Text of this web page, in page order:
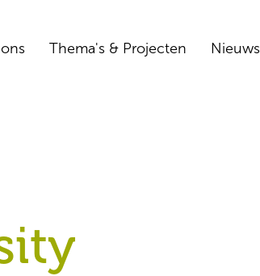
Thema's & Projecten Nieuws